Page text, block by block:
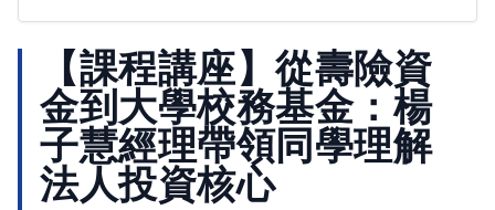
【課程講座】從壽險資
金到大學校務基金：楊
子慧經理帶領同學理解
法人投資核心